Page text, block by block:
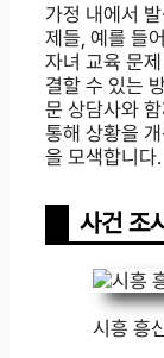
가정 내에서
제들, 예를 들
자녀 교육 문
결할 수 있는
문 상담사와
통해 상황을
을 모색합니다.
사건 조
시흥 흥